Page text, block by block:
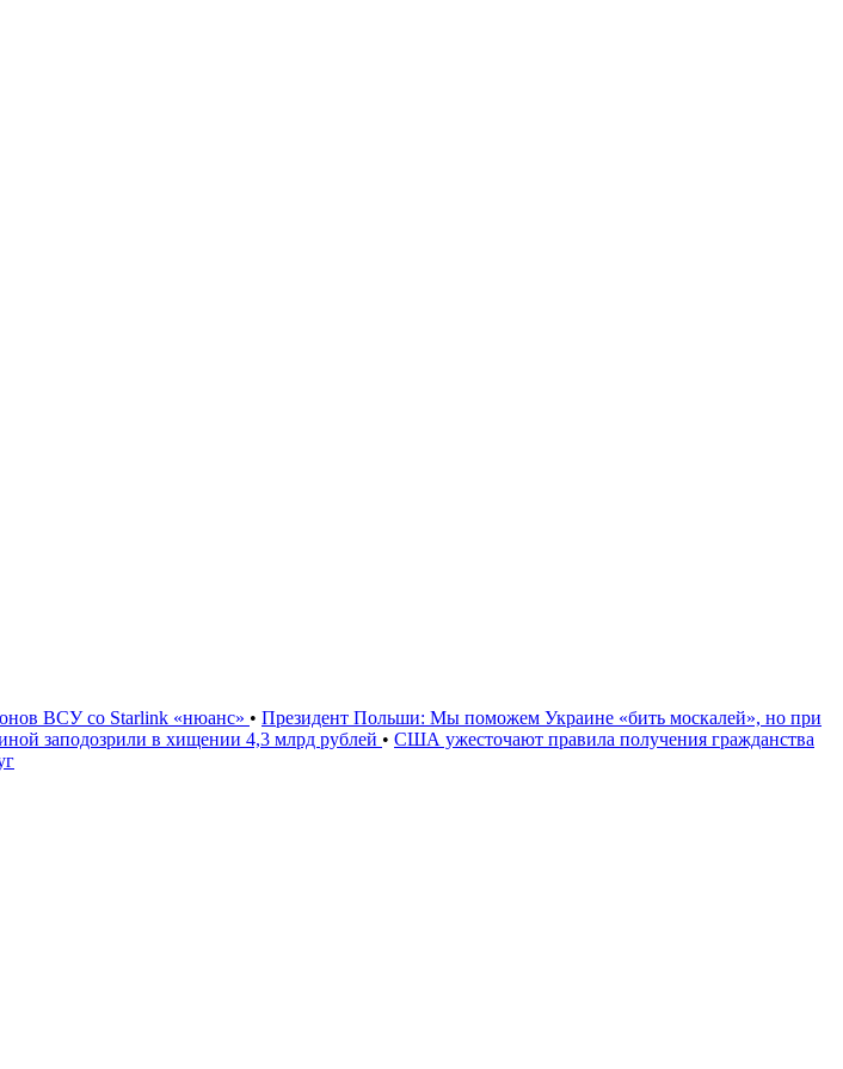
ВСУ со Starlink «нюанс» • Президент Польши: Мы поможем Украине «бить москалей», но при
заподозрили в хищении 4,3 млрд рублей • США ужесточают правила получения гражданства